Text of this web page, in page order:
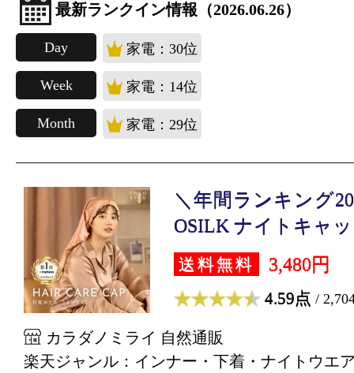
最新ランクイン情報（2026.06.26）
Day 家電：30位
Week 家電：14位
Month 家電：29位
＼年間ランキング
OSILK ナイトキャ
送料無料 3,480円
4.59点 /
カラダノミライ 自然通販
楽天ジャンル：インナー・下着・ナイトウエ